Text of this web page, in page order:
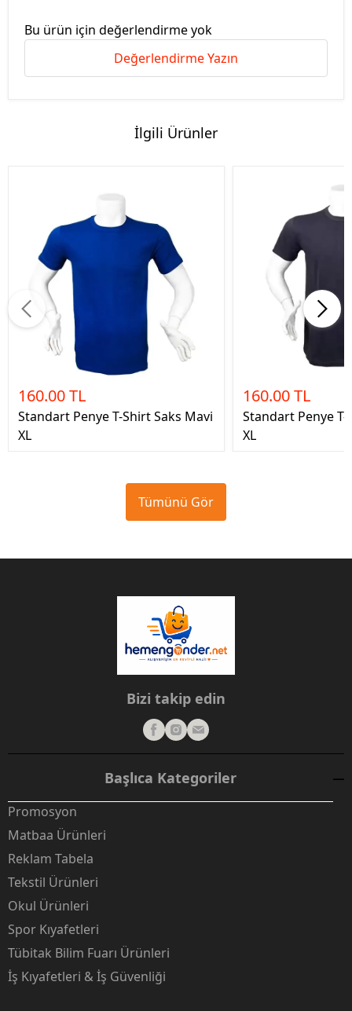
Bu ürün için değerlendirme yok
Değerlendirme Yazın
İlgili Ürünler
160.00 TL
Standart Penye T-Shirt Saks Mavi
XL
160.00 TL
Standart Penye
XL
Tümünü Gör
Bizi takip edin
Başlıca Kategoriler
Promosyon
Matbaa Ürünleri
Reklam Tabela
Tekstil Ürünleri
Okul Ürünleri
Spor Kıyafetleri
Tübitak Bilim Fuarı Ürünleri
İş Kıyafetleri & İş Güvenliği